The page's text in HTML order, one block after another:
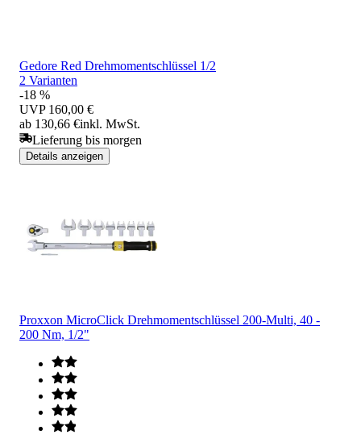
Gedore Red Drehmomentschlüssel 1/2
2 Varianten
-18 %
UVP 160,00 €
ab 130,66 €inkl. MwSt.
Lieferung bis morgen
Details anzeigen
Proxxon MicroClick Drehmomentschlüssel 200-Multi, 40 -
200 Nm, 1/2"